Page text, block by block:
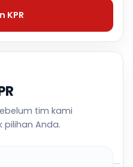
tim kami
Anda.
KPR